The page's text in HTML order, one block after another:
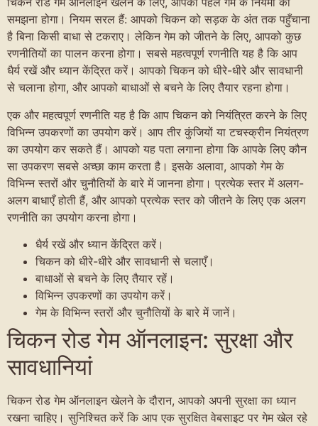
समझना होगा। नियम सरल हैं: आपको चिकन को सड़क के अंत तक पहुँचाना
है बिना किसी बाधा से टकराए। लेकिन गेम को जीतने के लिए, आपको कुछ
रणनीतियों का पालन करना होगा। सबसे महत्वपूर्ण रणनीति यह है कि आप
धैर्य रखें और ध्यान केंद्रित करें। आपको चिकन को धीरे-धीरे और सावधानी
से चलाना होगा, और आपको बाधाओं से बचने के लिए तैयार रहना होगा।
एक और महत्वपूर्ण रणनीति यह है कि आप चिकन को नियंत्रित करने के लिए
विभिन्न उपकरणों का उपयोग करें। आप तीर कुंजियों या टचस्क्रीन नियंत्रण
का उपयोग कर सकते हैं। आपको यह पता लगाना होगा कि आपके लिए कौन
सा उपकरण सबसे अच्छा काम करता है। इसके अलावा, आपको गेम के
विभिन्न स्तरों और चुनौतियों के बारे में जानना होगा। प्रत्येक स्तर में अलग-
अलग बाधाएँ होती हैं, और आपको प्रत्येक स्तर को जीतने के लिए एक अलग
रणनीति का उपयोग करना होगा।
धैर्य रखें और ध्यान केंद्रित करें।
चिकन को धीरे-धीरे और सावधानी से चलाएँ।
बाधाओं से बचने के लिए तैयार रहें।
विभिन्न उपकरणों का उपयोग करें।
गेम के विभिन्न स्तरों और चुनौतियों के बारे में जानें।
चिकन रोड गेम ऑनलाइन: सुरक्षा और
सावधानियां
चिकन रोड गेम ऑनलाइन खेलने के दौरान, आपको अपनी सुरक्षा का ध्यान
रखना चाहिए। सुनिश्चित करें कि आप एक सुरक्षित वेबसाइट पर गेम खेल रहे